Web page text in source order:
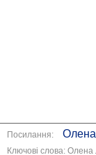
Посилання: Олена
Ключові слова: Олена